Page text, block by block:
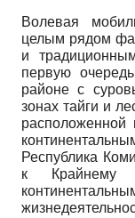
Волевая
целым рядом
и
первую
районе с
зонах тайги и
Республика
к Крайнему